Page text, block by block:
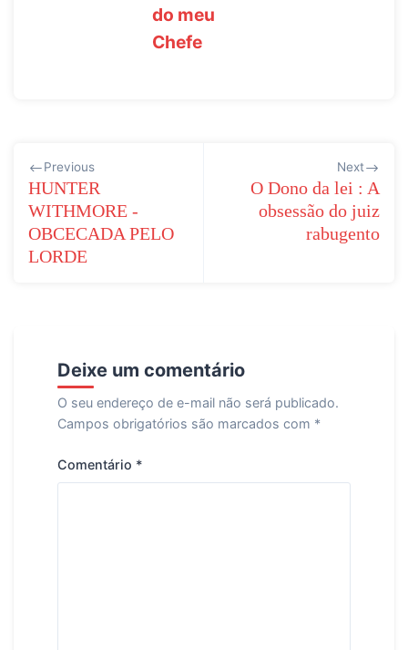
do meu
Chefe
de
Post
Previous
HUNTER
WITHMORE -
OBCECADA PELO
LORDE
Next
O Dono da lei : A
obsessão do juiz
rabugento
Deixe um comentário
O seu endereço de e-mail não será publicado.
Campos obrigatórios são marcados com *
Comentário *